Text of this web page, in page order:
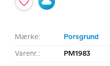
Mærke: Porsgrund
Varenr.: PM1983